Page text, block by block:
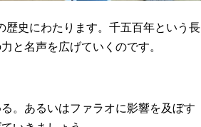
歴史にわたります。千五百年という長
と名声を広げていくのです。
。あるいはファラオに影響を及ぼす